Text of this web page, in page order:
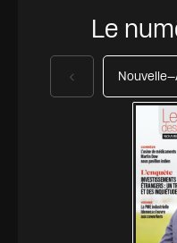
Le
Précédent